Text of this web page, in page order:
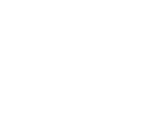
их соответствие